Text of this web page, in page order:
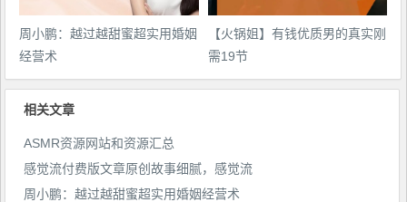
周小鹏：越过越甜蜜超实用婚姻
经营术
【火锅姐】有钱优质男的真实刚
需19节
相关文章
ASMR资源网站和资源汇总
感觉流付费版文章原创故事细腻，感觉流
周小鹏：越过越甜蜜超实用婚姻经营术